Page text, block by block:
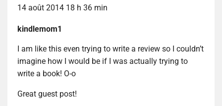
14 août 2014 18 h 36 min
kindlemom1
I am like this even trying to write a review so I couldn’t
imagine how I would be if I was actually trying to
write a book! O-o
Great guest post!